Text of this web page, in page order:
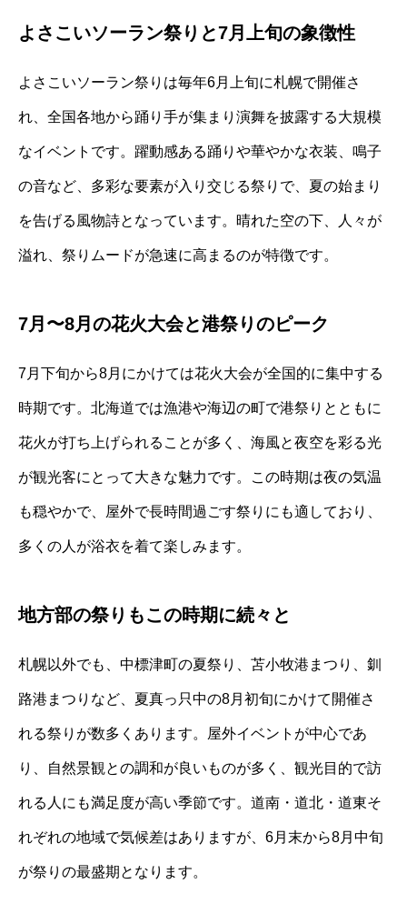
よさこいソーラン祭りと7月上旬の象徴性
よさこいソーラン祭りは毎年6月上旬に札幌で開催さ
れ、全国各地から踊り手が集まり演舞を披露する大規模
なイベントです。躍動感ある踊りや華やかな衣装、鳴子
の音など、多彩な要素が入り交じる祭りで、夏の始まり
を告げる風物詩となっています。晴れた空の下、人々が
溢れ、祭りムードが急速に高まるのが特徴です。
7月〜8月の花火大会と港祭りのピーク
7月下旬から8月にかけては花火大会が全国的に集中する
時期です。北海道では漁港や海辺の町で港祭りとともに
花火が打ち上げられることが多く、海風と夜空を彩る光
が観光客にとって大きな魅力です。この時期は夜の気温
も穏やかで、屋外で長時間過ごす祭りにも適しており、
多くの人が浴衣を着て楽しみます。
地方部の祭りもこの時期に続々と
札幌以外でも、中標津町の夏祭り、苫小牧港まつり、釧
路港まつりなど、夏真っ只中の8月初旬にかけて開催さ
れる祭りが数多くあります。屋外イベントが中心であ
り、自然景観との調和が良いものが多く、観光目的で訪
れる人にも満足度が高い季節です。道南・道北・道東そ
れぞれの地域で気候差はありますが、6月末から8月中旬
が祭りの最盛期となります。